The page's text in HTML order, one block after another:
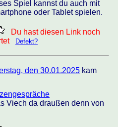
Spiel kannst du auch mit
oder Tablet spielen.
Du hast diesen Link noch
Defekt?
den 30.01.2025 kam
Viech da draußen denn von